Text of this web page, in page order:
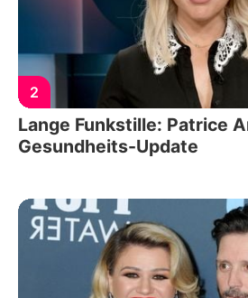
2
Lange Funkstille: Patrice
Gesundheits-Update